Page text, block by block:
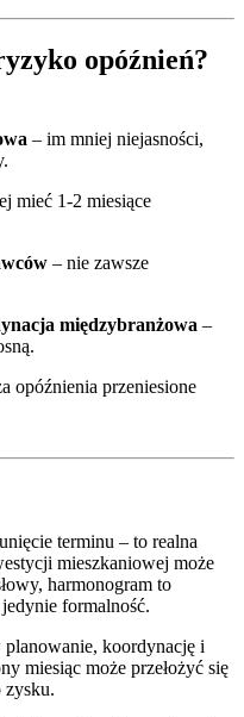
opóźnień?
– im mniej niejasności,
mieć 1-2 miesiące
– nie zawsze
międzybranżowa –
opóźnienia przeniesione
terminu – to realna
mieszkaniowej może
harmonogram to
formalność.
koordynację i
miesiąc może przełożyć się
zysku.